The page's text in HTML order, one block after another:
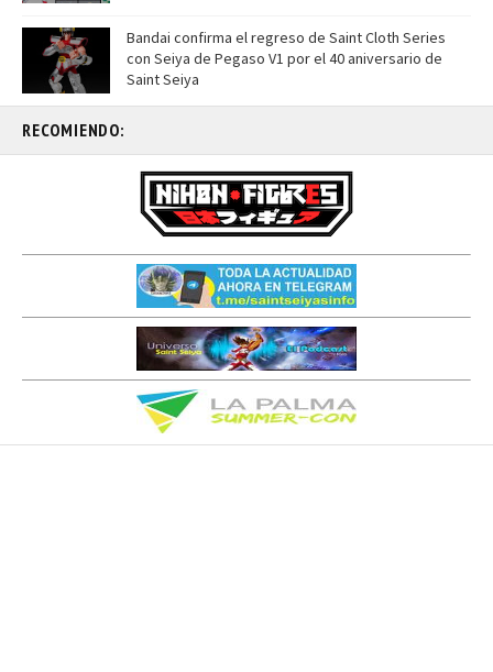
Bandai confirma el regreso de Saint Cloth Series
con Seiya de Pegaso V1 por el 40 aniversario de
Saint Seiya
RECOMIENDO: